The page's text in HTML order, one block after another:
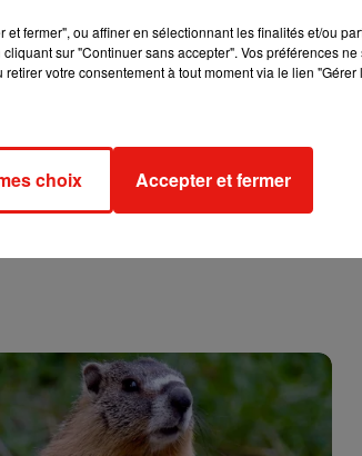
fermer", ou affiner en sélectionnant les finalités et/ou
sur "Continuer sans accepter". Vos préférences
votre consentement à tout moment via le lien
choix Accepter et fermer